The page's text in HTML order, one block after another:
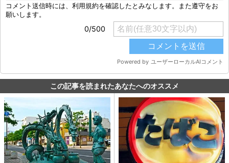
この記事を読まれたあなたへのオススメ